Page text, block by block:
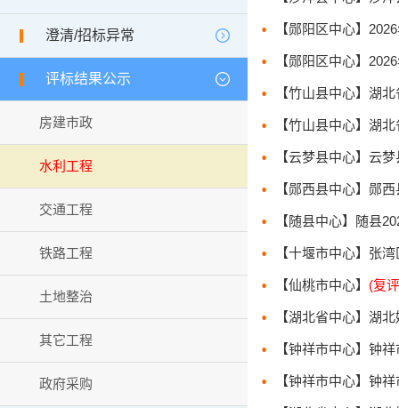
澄清/招标异常
评标结果公示
房建市政
水利工程
交通工程
铁路工程
土地整治
其它工程
政府采购
【仙桃市中心】 (复